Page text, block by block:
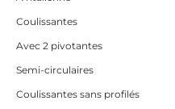
Coulissantes
Avec 2 pivotantes
Semi-circulaires
Coulissantes sans profilés